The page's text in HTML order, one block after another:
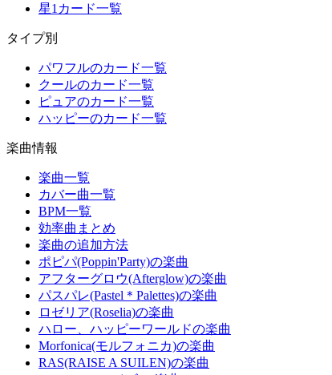
星1カード一覧
タイプ別
パワフルのカード一覧
クールのカード一覧
ピュアのカード一覧
ハッピーのカード一覧
楽曲情報
楽曲一覧
カバー曲一覧
BPM一覧
効率曲まとめ
楽曲の追加方法
ポピパ(Poppin'Party)の楽曲
アフターグロウ(Afterglow)の楽曲
パスパレ(Pastel＊Palettes)の楽曲
ロゼリア(Roselia)の楽曲
ハロー、ハッピーワールドの楽曲
Morfonica(モルフォニカ)の楽曲
RAS(RAISE A SUILEN)の楽曲